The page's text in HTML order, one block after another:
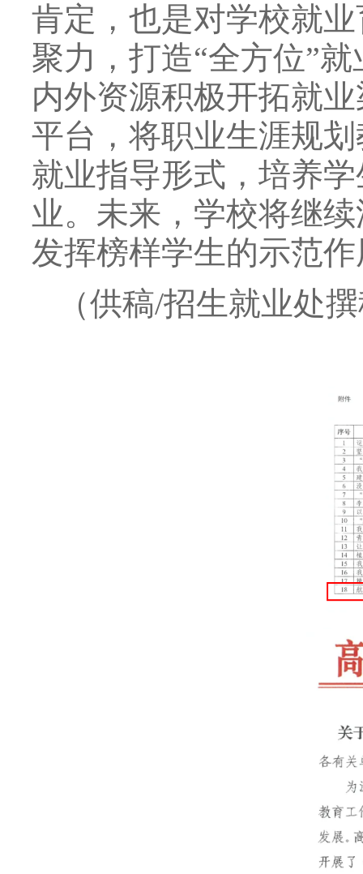
肯定，也是对学校就
聚力，打造“全方位”
内外资源积极开拓就
平台，将职业生涯规
就业指导形式，培养
业。未来，学校将继
发挥榜样学生的示范
（供稿/招生就业处